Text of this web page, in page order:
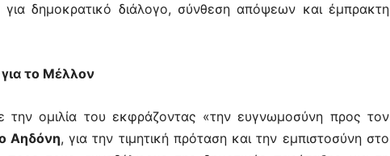
για δημοκρατικό διάλογο, σύνθεση απόψεων και έμπρακτη
το Μέλλον
την ομιλία του εκφράζοντας «την ευγνωμοσύνη προς τον
Αηδόνη, για την τιμητική πρόταση και την εμπιστοσύνη στο